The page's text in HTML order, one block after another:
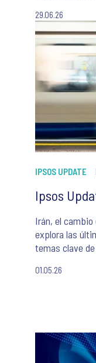
29.06.26
IPSOS UPDATE
Ipsos
Irán, el
explora las
temas clave
01.05.26